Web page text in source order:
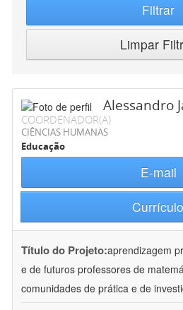
Filtrar
Limpar
Alessandro
COORDENADOR(A)
CIÊNCIAS HUMANAS
Educação
E-mail
Currículo
Título do Projeto:aprendizagem
e de futuros professores de
comunidades de prática e de